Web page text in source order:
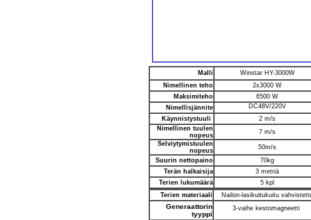
Malli
Winstar HY-3000W
Nimellinen teho
2x3000 W
Maksimiteho
6500 W
Nimellisjännite
DC48V/220V
Käynnistystuuli
2 m/s
Nimellinen tuulen
nopeus
7 m/s
Selviytymistuulen
nopeus
50m/s
Suurin nettopaino
70kg
Terän halkaisija
3 metriä
Terien lukumäärä
5 kpl
Terien materiaali
Nailon-lasikuitukuitu
Generaattorin
tyyppi
3-vaihe kestomagneetti